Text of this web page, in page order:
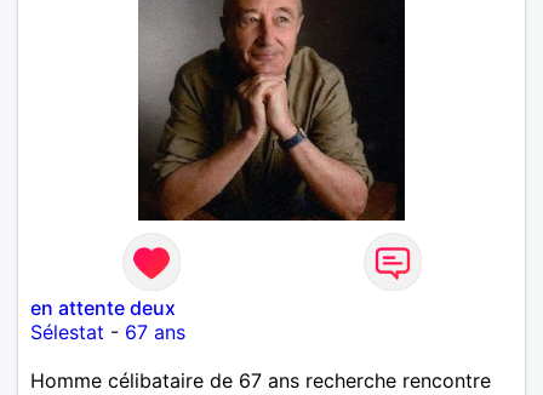
en attente deux
Sélestat - 67 ans
Homme célibataire de 67 ans recherche rencontre